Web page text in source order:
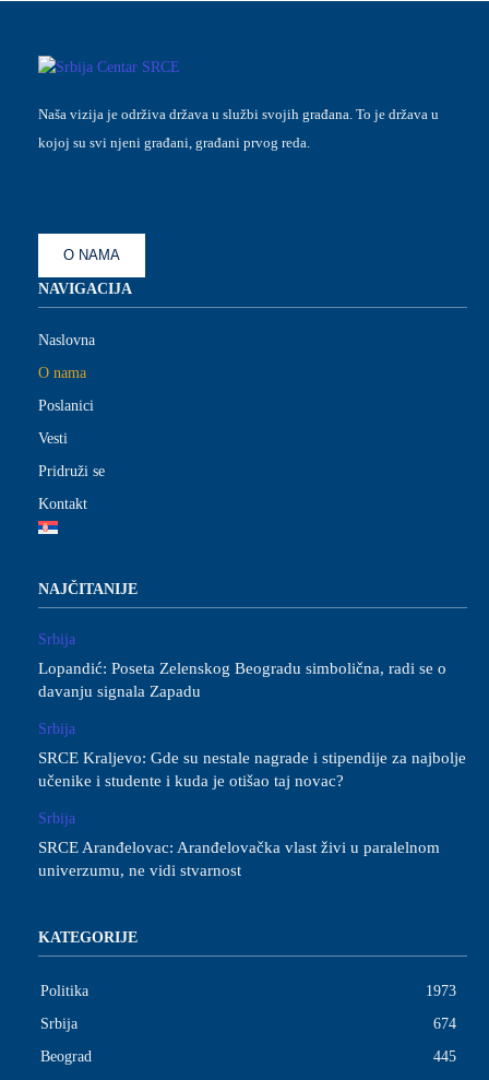
Naša vizija je održiva država u službi svojih građana. To je država u
kojoj su svi njeni građani, građani prvog reda.
O NAMA
NAVIGACIJA
Naslovna
O nama
Poslanici
Vesti
Pridruži se
Kontakt
NAJČITANIJE
Srbija
Lopandić: Poseta Zelenskog Beogradu simbolična, radi se o
davanju signala Zapadu
Srbija
SRCE Kraljevo: Gde su nestale nagrade i stipendije za najbolje
učenike i studente i kuda je otišao taj novac?
Srbija
SRCE Aranđelovac: Aranđelovačka vlast živi u paralelnom
univerzumu, ne vidi stvarnost
KATEGORIJE
Politika
1973
Srbija
674
Beograd
445